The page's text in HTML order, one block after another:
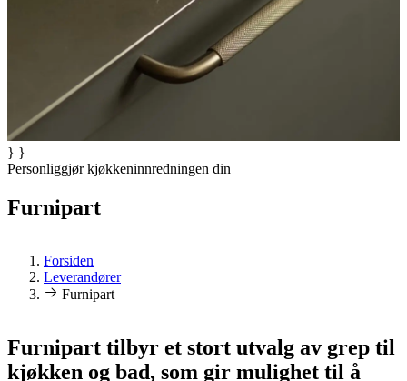
} }
Personliggjør kjøkkeninnredningen din
Furnipart
Forsiden
Leverandører
Furnipart
Furnipart tilbyr et stort utvalg av grep til
kjøkken og bad, som gir mulighet til å